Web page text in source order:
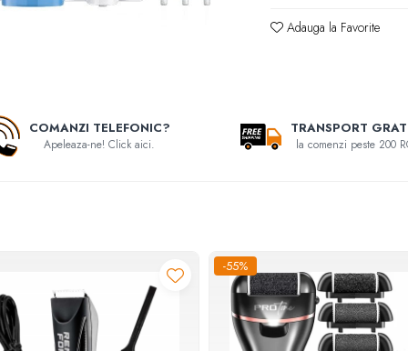
Adauga la Favorite
COMANZI TELEFONIC?
Apeleaza-ne! Click aici.
TRANSPORT
la comenzi peste 200
-55%